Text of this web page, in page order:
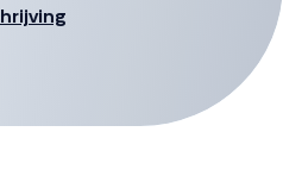
aan de voorzijde
toegang tot de gezellige
aan de voorkant. De fijne